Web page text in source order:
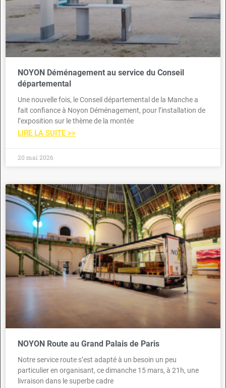
NOYON Déménagement au service du Conseil
départemental
Une nouvelle fois, le Conseil départemental de la Manche a
fait confiance à Noyon Déménagement, pour l’installation de
l’exposition sur le thème de la montée
LIRE LA SUITE >>
20 mai 2026
NOYON Route au Grand Palais de Paris
Notre service route s’est adapté à un besoin un peu
particulier en organisant, ce dimanche 15 mars, à 21h, une
livraison dans le superbe cadre